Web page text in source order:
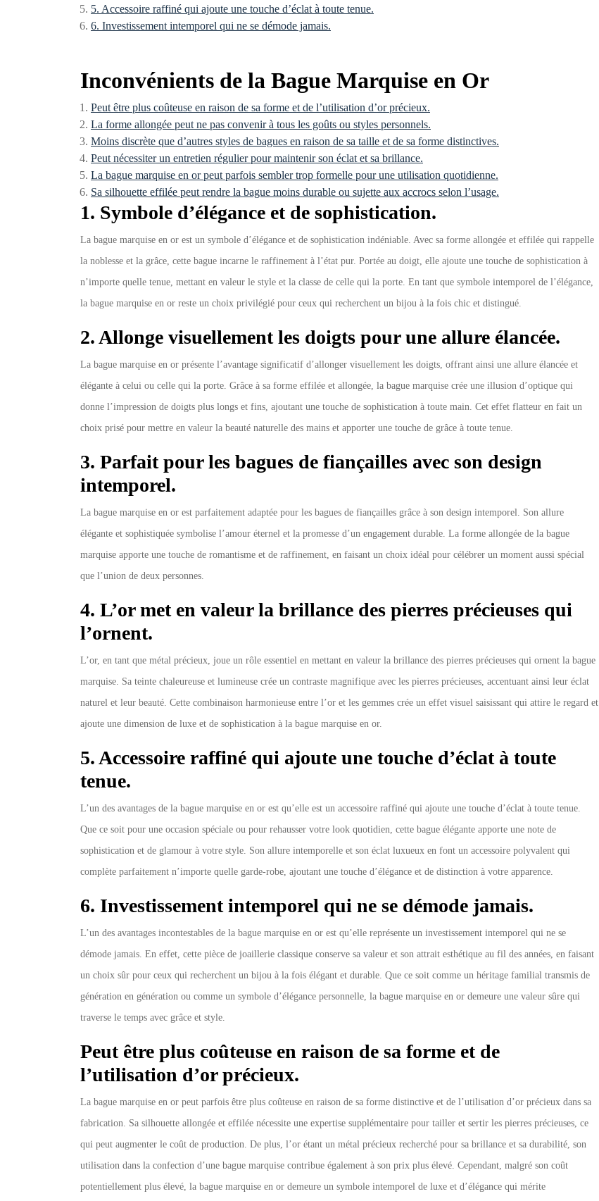
5. Accessoire raffiné qui ajoute une touche d’éclat à toute tenue.
6. Investissement intemporel qui ne se démode jamais.
Inconvénients de la Bague Marquise en Or
Peut être plus coûteuse en raison de sa forme et de l’utilisation d’or précieux.
La forme allongée peut ne pas convenir à tous les goûts ou styles personnels.
Moins discrète que d’autres styles de bagues en raison de sa taille et de sa forme distinctives.
Peut nécessiter un entretien régulier pour maintenir son éclat et sa brillance.
La bague marquise en or peut parfois sembler trop formelle pour une utilisation quotidienne.
Sa silhouette effilée peut rendre la bague moins durable ou sujette aux accrocs selon l’usage.
1. Symbole d’élégance et de sophistication.
La bague marquise en or est un symbole d’élégance et de sophistication indéniable. Avec sa forme allongée et effilée qui rappelle
la noblesse et la grâce, cette bague incarne le raffinement à l’état pur. Portée au doigt, elle ajoute une touche de sophistication à
n’importe quelle tenue, mettant en valeur le style et la classe de celle qui la porte. En tant que symbole intemporel de l’élégance,
la bague marquise en or reste un choix privilégié pour ceux qui recherchent un bijou à la fois chic et distingué.
2. Allonge visuellement les doigts pour une allure élancée.
La bague marquise en or présente l’avantage significatif d’allonger visuellement les doigts, offrant ainsi une allure élancée et
élégante à celui ou celle qui la porte. Grâce à sa forme effilée et allongée, la bague marquise crée une illusion d’optique qui
donne l’impression de doigts plus longs et fins, ajoutant une touche de sophistication à toute main. Cet effet flatteur en fait un
choix prisé pour mettre en valeur la beauté naturelle des mains et apporter une touche de grâce à toute tenue.
3. Parfait pour les bagues de fiançailles avec son design
intemporel.
La bague marquise en or est parfaitement adaptée pour les bagues de fiançailles grâce à son design intemporel. Son allure
élégante et sophistiquée symbolise l’amour éternel et la promesse d’un engagement durable. La forme allongée de la bague
marquise apporte une touche de romantisme et de raffinement, en faisant un choix idéal pour célébrer un moment aussi spécial
que l’union de deux personnes.
4. L’or met en valeur la brillance des pierres précieuses qui
l’ornent.
L’or, en tant que métal précieux, joue un rôle essentiel en mettant en valeur la brillance des pierres précieuses qui ornent la bague
marquise. Sa teinte chaleureuse et lumineuse crée un contraste magnifique avec les pierres précieuses, accentuant ainsi leur éclat
naturel et leur beauté. Cette combinaison harmonieuse entre l’or et les gemmes crée un effet visuel saisissant qui attire le regard et
ajoute une dimension de luxe et de sophistication à la bague marquise en or.
5. Accessoire raffiné qui ajoute une touche d’éclat à toute
tenue.
L’un des avantages de la bague marquise en or est qu’elle est un accessoire raffiné qui ajoute une touche d’éclat à toute tenue.
Que ce soit pour une occasion spéciale ou pour rehausser votre look quotidien, cette bague élégante apporte une note de
sophistication et de glamour à votre style. Son allure intemporelle et son éclat luxueux en font un accessoire polyvalent qui
complète parfaitement n’importe quelle garde-robe, ajoutant une touche d’élégance et de distinction à votre apparence.
6. Investissement intemporel qui ne se démode jamais.
L’un des avantages incontestables de la bague marquise en or est qu’elle représente un investissement intemporel qui ne se
démode jamais. En effet, cette pièce de joaillerie classique conserve sa valeur et son attrait esthétique au fil des années, en faisant
un choix sûr pour ceux qui recherchent un bijou à la fois élégant et durable. Que ce soit comme un héritage familial transmis de
génération en génération ou comme un symbole d’élégance personnelle, la bague marquise en or demeure une valeur sûre qui
traverse le temps avec grâce et style.
Peut être plus coûteuse en raison de sa forme et de
l’utilisation d’or précieux.
La bague marquise en or peut parfois être plus coûteuse en raison de sa forme distinctive et de l’utilisation d’or précieux dans sa
fabrication. Sa silhouette allongée et effilée nécessite une expertise supplémentaire pour tailler et sertir les pierres précieuses, ce
qui peut augmenter le coût de production. De plus, l’or étant un métal précieux recherché pour sa brillance et sa durabilité, son
utilisation dans la confection d’une bague marquise contribue également à son prix plus élevé. Cependant, malgré son coût
potentiellement plus élevé, la bague marquise en or demeure un symbole intemporel de luxe et d’élégance qui mérite